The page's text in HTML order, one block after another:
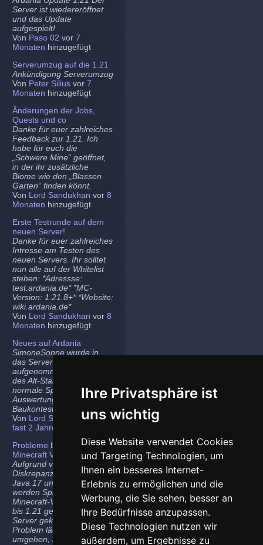
Ihre Privatsphäre ist
uns wichtig
Diese Website verwendet Cookies
und Targeting Technologien, um
Ihnen ein besseres Internet-
Erlebnis zu ermöglichen und die
Werbung, die Sie sehen, besser an
Ihre Bedürfnisse anzupassen.
Diese Technologien nutzen wir
außerdem, um Ergebnisse zu
Server ist wiedereröffnet
und das Update
aufgespielt!
Von Paso 02 vor 7
Monaten hinzugefügt
Serverumzug auf die 1.21
Ankündigung Serverumzug
Von Peter Silius vor 7
Monaten hinzugefügt
Änderungen der Jobs,
Quests und co
Danke für euer zahlreiches
Feedback zur 1.21. Ich
habe für euch die
„Schwere Mine“ geöffnet,
in der ihr zusätzliche
Biome wie den „Blassen
Garten“ finden könnt.
Von Lord Sandukhan vor 8
Monaten hinzugefügt
Erste Testrunde auf dem
neuen Server!
Danke für euer zahlreiches
Intresse am Testen des
neuen Servers. Ihr solltet
nun alle auf der Whitelist
stehen: *Adressse:
test.ardania.de* *MC-
Version: 1.21.8+* *Website:
wiki.ardania.de*
Von Lord Sandukhan vor 8
Monaten hinzugefügt
Neues auf Ardania
SimoneSonne wurde in
das Server-Team
aufgenommen, Freigabe
des Alt-Stammi Ranges für
normale Spieler,
Auswertung des letzten
Baukontest.
Von Lord Sandukhanvor
fast 2 Jahren
Probleme bei neueren
Minecraft Versionen
Aufgrund von
Diskrepanzen zwischen
Java 17 und Java 21
werden Spieler auf den
Minecraft-Versionen 1.20.5
bis 1.21 gelegentlich vom
Server gekickt. Das
Problem lässt sich
umgehen, indem ihr die